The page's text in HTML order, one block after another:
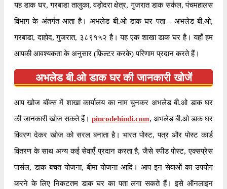
यह डाक घर, गरबाडा तालुका, वड़ोदरा क्षेत्र, गुजरात डाक सर्कल, पंचमहालस
विभाग के अंतर्गत आता है। अभलेड बी.ओ डाक घर पता - अभलेड बी.ओ,
गरबाडा, दाहोद, गुजरात, ३८९१५२ है। यह एक शाखा डाक घर है। यहाँ हम
आपकी आवश्यकता के अनुसार (फ़िल्टर करके) परिणाम प्रदान करते हैं।
अभलेड बी.ओ डाक घर की जानकारी खोजें
आप खोज बॉक्स में शाखा कार्यालय का नाम चुनकर अभलेड बी.ओ डाक घर
की जानकारी खोज सकते हैं। pincodehindi.com, अभलेड बी.ओ डाक घर
विवरण देकर खोज को सरल बनाता है। भारत पोस्ट, पत्र और पोस्ट कार्ड
वितरण के साथ अन्य कई सेवाएँ प्रदान करता है, जैसे स्पीड पोस्ट, एक्सप्रेस
पार्सल, डाक बचत योजना, बीमा योजना आदि। आप इन सेवाओं का उपयोग
करने के लिए निकटतम डाक घर का पता लगा सकते हैं। इसे ऑनलाइन